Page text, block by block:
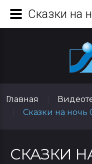
Главная
Сказки на ночь
СКАЗКИ
Сказки на